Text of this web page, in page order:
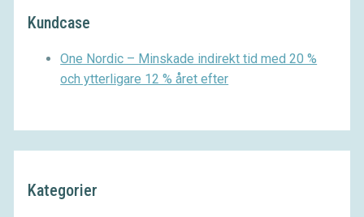
Kundcase
One Nordic – Minskade indirekt tid med 20 %
och ytterligare 12 % året efter
Kategorier